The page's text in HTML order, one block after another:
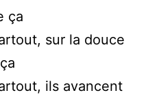
ça
sur la douce
ils avancent